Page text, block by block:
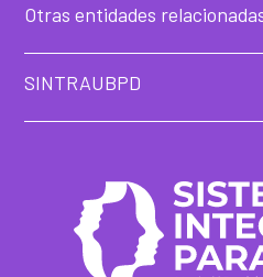
Otras entidades
SINTRAUBPD